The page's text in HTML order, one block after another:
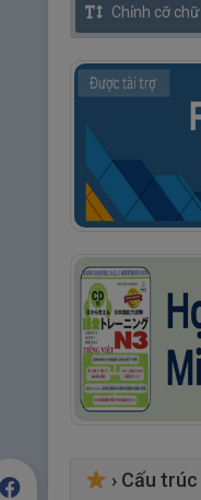
Chỉnh cỡ chữ
› Cấu trúc